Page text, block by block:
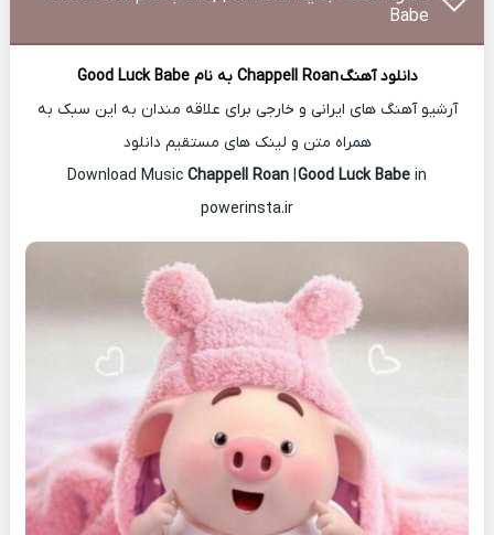
Babe
دانلود آهنگChappell Roan به نام Good Luck Babe
آرشیو آهنگ های ایرانی و خارجی برای علاقه مندان به این سبک به
همراه متن و لینک های مستقیم دانلود
Chappell Roan|Good Luck Babe in
powerinsta.ir